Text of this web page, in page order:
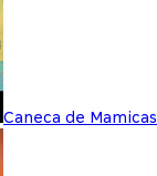
Caneca de Mamicas